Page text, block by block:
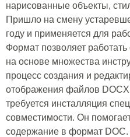
нарисованные объекты,
Пришло на смену
году и применяется для
Формат позволяет
на основе множества
процесс создания и
отображения файлов
требуется инсталляция
совместимости. Он
содержание в формат DOC.